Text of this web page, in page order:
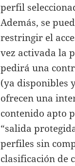
perfil
Además, se
restringir el
vez activada la
pedirá una
(ya disponibles
ofrecen una
contenido apto
“salida
perfiles sin
clasificación de